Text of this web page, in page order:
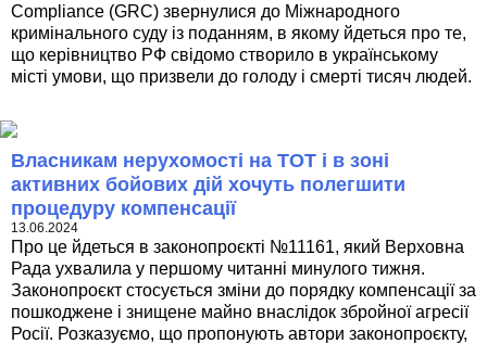
Compliance (GRC) звернулися до Міжнародного
кримінального суду із поданням, в якому йдеться про те,
що керівництво РФ свідомо створило в українському
місті умови, що призвели до голоду і смерті тисяч людей.
Власникам нерухомості на ТОТ і в зоні
активних бойових дій хочуть полегшити
процедуру компенсації
13.06.2024
Про це йдеться в законопроєкті №11161, який Верховна
Рада ухвалила у першому читанні минулого тижня.
Законопроєкт стосується зміни до порядку компенсації за
пошкоджене і знищене майно внаслідок збройної агресії
Росії. Розказуємо, що пропонують автори законопроєкту,